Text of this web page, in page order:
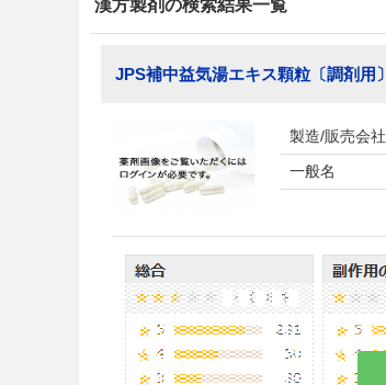
漢方製剤の検索結果一覧
JPS補中益気湯エキス顆粒〔調剤用〕
製造/販売会社
一般名